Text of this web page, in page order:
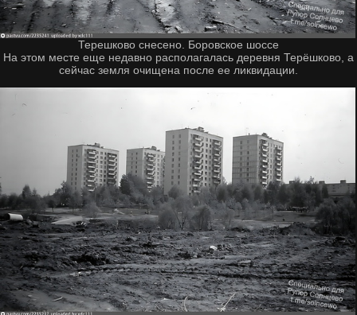
Терешково снесено. Боровское шоссе
На этом месте еще недавно располагалась деревня Терёшково, а
сейчас земля очищена после ее ликвидации.